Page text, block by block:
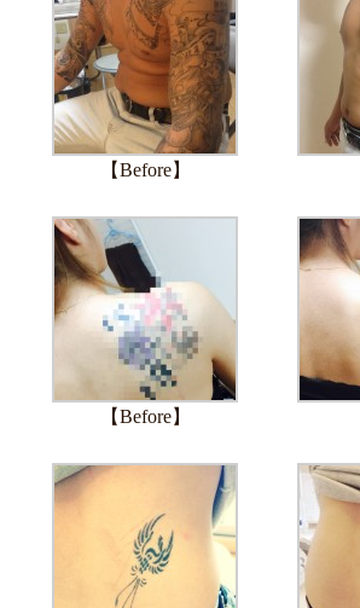
【Before】
【Before】